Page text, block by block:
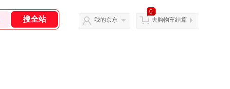
我的京东
0
去购物车结算